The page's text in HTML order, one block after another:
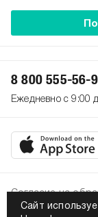
Сайт
8 800 555-56-
Ежедневно с 9:00
Политика
Согласие на